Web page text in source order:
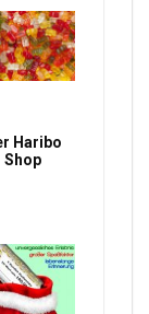
Haribo
Shop